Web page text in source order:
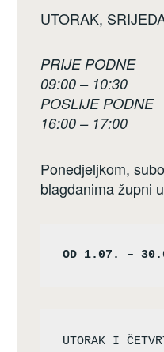
UTORAK,
PRIJE PODNE
09:00 – 10:30
POSLIJE PODNE
16:00 – 17:00
Ponedjeljkom,
blagdanima župni
OD 1.07. –
UTORAK I